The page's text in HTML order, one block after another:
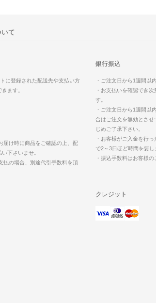
て
に登録された配送先や支払い方
ます。
銀行振込
・ご注文日から1週間以
・お支払いを確認でき
す。
・ご注文日から1週間以
合はご注文を無効とさ
じめご了承下さい。
・お客様がご入金を行
で2～3日ほど時間を要し
・振込手数料はお客様
届け時に商品をご確認の上、配
下さいませ。
払の場合、別途代引手数料を頂
クレジット